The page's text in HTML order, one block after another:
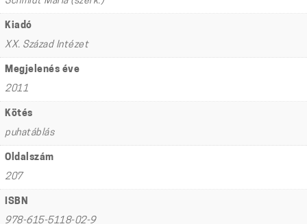
Kiadó
XX. Század Intézet
Megjelenés éve
2011
Kötés
puhatáblás
Oldalszám
207
ISBN
978-615-5118-02-9